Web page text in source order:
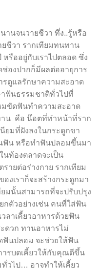
านจนวายชีวา ทึ่ง..รู้หรือ
ชีวา รากเทียมทนทาน
หรืออยู่กับเราไปตลอด ซึ่ง
องปากก็มีผลต่ออายุการ
รดูแลรักษาความสะอาด
ฟันธรรมชาติทั่วไปที่
มขัดฟันทําความสะอาด
น คือ น๊อตที่ทำหน้าที่ราก
ยมที่ฝังลงในกระดูกขา
ฟัน หรือทำฟันปลอมขึ้นมา
ท้องตลาดจะเป็น
ายต่อร่างกาย รากเทียม
งเราก็จะสร้างกระดูกมา
มนั้นสามารถที่จะปรับปรุง
ตัวอย่างเช่น คนที่ใส่ฟัน
ลาเคี้ยวอาหารด้วยฟัน
ดวก ทานอาหารไม่
ฟันปลอม จะช่วยให้ฟัน
รบดเคี้ยวให้กับคุณดีขึ้น
วไป… อาจทำให้เคี้ยว